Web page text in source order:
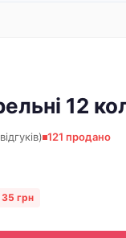
12
121 продано
грн